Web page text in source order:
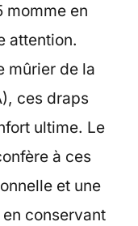
momme en
attention.
mûrier de la
ces draps
ultime. Le
à ces
et une
conservant